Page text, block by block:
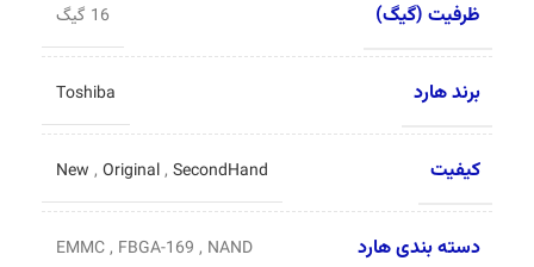
ظرفیت (گیگ) 16 گیگ
برند هارد Toshiba
کیفیت New , Original, SecondHand
دسته بندی هارد EMMC, FBGA-169 , NAND